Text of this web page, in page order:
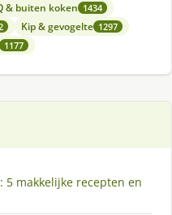
& buiten koken 1434
Kip & gevogelte 1297
1177
5 makkelijke recepten en